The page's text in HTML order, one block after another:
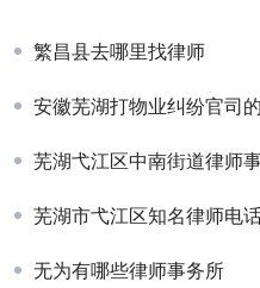
繁昌县去哪里找律师
安徽芜湖打物业纠纷官司
芜湖弋江区中南街道律师
芜湖市弋江区知名律师电
无为有哪些律师事务所